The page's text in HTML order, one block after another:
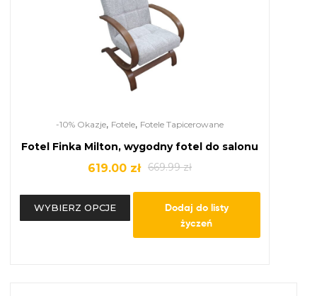
-10% Okazje, Fotele, Fotele Tapicerowane
Fotel Finka Milton, wygodny fotel do salonu
669.99zł
619.00 zł
WYBIERZ OPCJE
Dodaj do listy
życzeń